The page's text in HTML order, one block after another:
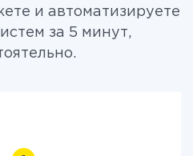
и автоматизируете
за 5 минут,